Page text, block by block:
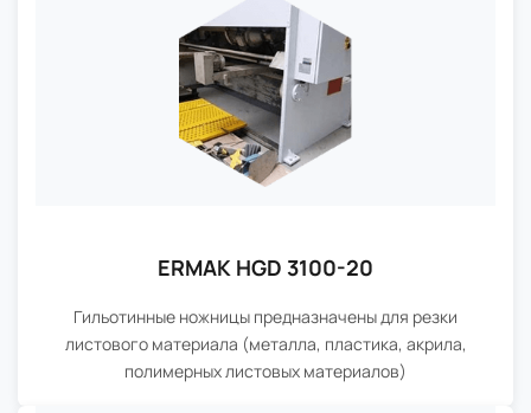
ERMAK HGD 3100-20
Гильотинные ножницы предназначены для резки
листового материала (металла, пластика, акрила,
полимерных листовых материалов)